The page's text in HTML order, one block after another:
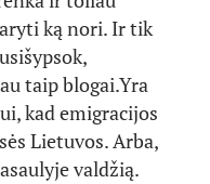
ką nori. Ir tik
taip blogai.Yra
kad emigracijos
Lietuvos. Arba,
valdžią.